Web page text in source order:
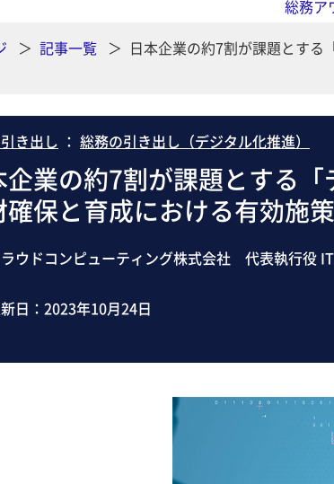
助成金・補助金・コ
総務ア
記事一覧 日本企業の約7割が課題とす
き出し ： 総務の引き出し（デジタル化推進）
企業の約7割が課題とする
確保と育成における有効施
ラウドコンピューティング株式会社 代表執行
日： 2023年10月24日